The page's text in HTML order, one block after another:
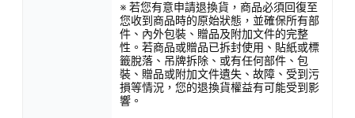
※ 若您有意申請退換貨，商品必須回復至
您收到商品時的原始狀態，並確保所有部
件、內外包裝、贈品及附加文件的完整
性。若商品或贈品已拆封使用、貼紙或標
籤脫落、吊牌拆除、或有任何部件、包
裝、贈品或附加文件遺失、故障、受到污
損等情況，您的退換貨權益有可能受到影
響。